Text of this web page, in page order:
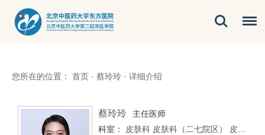
您所在的位置： 首页 · 蔡玲玲 · 详细介绍
蔡玲玲
主任医师
科室：
皮肤科 皮肤科（二七院区）
皮肤科（经开区）